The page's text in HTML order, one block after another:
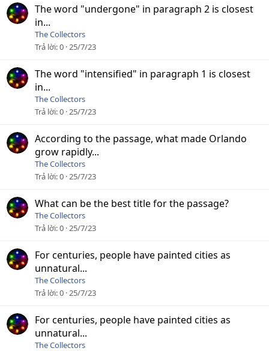
The word "undergone" in paragraph 2 is closest
in...
The Collectors
Trả lời 0 25/7/23
The word "intensified" in paragraph 1 is closest
in...
The Collectors
Trả lời 0 25/7/23
According to the passage, what made Orlando
grow rapidly...
The Collectors
Trả lời 0 25/7/23
What can be the best title for the passage?
The Collectors
Trả lời 0 25/7/23
For centuries, people have painted cities as
unnatural...
The Collectors
Trả lời 0 25/7/23
For centuries, people have painted cities as
unnatural...
The Collectors